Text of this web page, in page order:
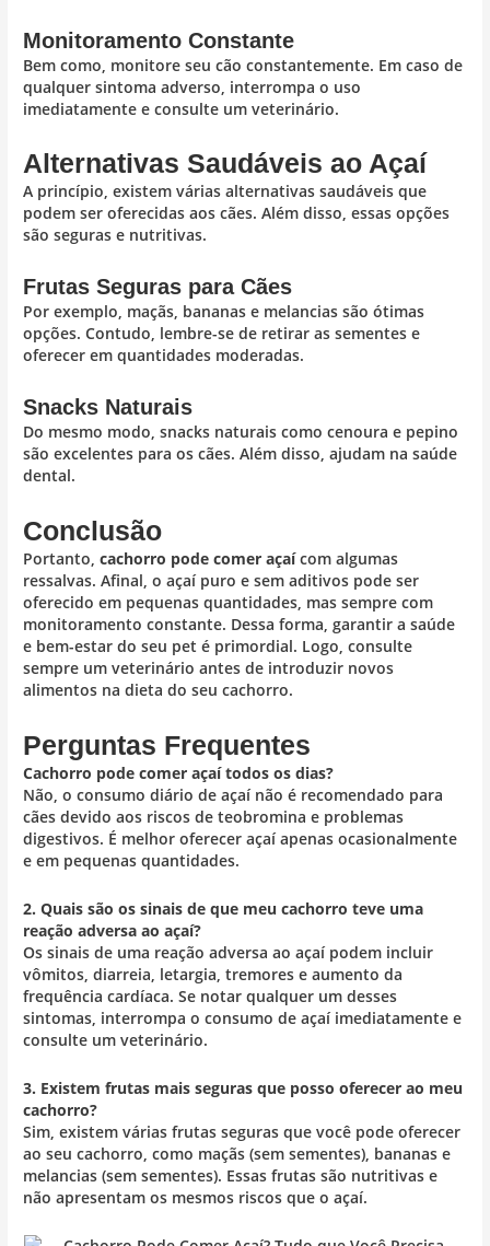
Monitoramento Constante
Bem como, monitore seu cão constantemente. Em caso de
qualquer sintoma adverso, interrompa o uso
imediatamente e consulte um veterinário.
Alternativas Saudáveis ao Açaí
A princípio, existem várias alternativas saudáveis que
podem ser oferecidas aos cães. Além disso, essas opções
são seguras e nutritivas.
Frutas Seguras para Cães
Por exemplo, maçãs, bananas e melancias são ótimas
opções. Contudo, lembre-se de retirar as sementes e
oferecer em quantidades moderadas.
Snacks Naturais
Do mesmo modo, snacks naturais como cenoura e pepino
são excelentes para os cães. Além disso, ajudam na saúde
dental.
Conclusão
Portanto,cachorro pode comer açaícom algumas
ressalvas. Afinal, o açaí puro e sem aditivos pode ser
oferecido em pequenas quantidades, mas sempre com
monitoramento constante. Dessa forma, garantir a saúde
e bem-estar do seu pet é primordial. Logo, consulte
sempre um veterinário antes de introduzir novos
alimentos na dieta do seu cachorro.
Perguntas Frequentes
Cachorro pode comer açaí todos os dias?
Não, o consumo diário de açaí não é recomendado para
cães devido aos riscos de teobromina e problemas
digestivos. É melhor oferecer açaí apenas ocasionalmente
e em pequenas quantidades.
2. Quais são os sinais de que meu cachorro teve uma
reação adversa ao açaí?
Os sinais de uma reação adversa ao açaí podem incluir
vômitos, diarreia, letargia, tremores e aumento da
frequência cardíaca. Se notar qualquer um desses
sintomas, interrompa o consumo de açaí imediatamente e
consulte um veterinário.
3. Existem frutas mais seguras que posso oferecer ao meu
cachorro?
Sim, existem várias frutas seguras que você pode oferecer
ao seu cachorro, como maçãs (sem sementes), bananas e
melancias (sem sementes). Essas frutas são nutritivas e
não apresentam os mesmos riscos que o açaí.